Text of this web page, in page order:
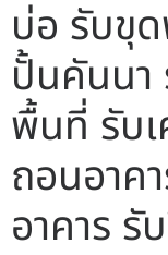
บ่อ รับขุ
ปั้นคันนา
พื้นที่ รับ
ถอนอาค
อาคาร รั